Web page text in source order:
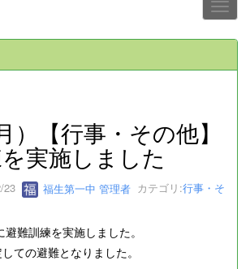
）【行事・その他】
実施しました
23 福生第一中 管理者 カテゴリ:行事・そ
難訓練を実施しました。
ての避難となりました。